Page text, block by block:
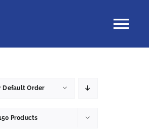
Default Order
Products